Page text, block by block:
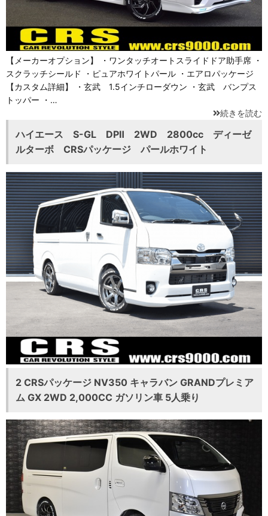
【メーカーオプション】 ・ワンタッチオートスライドドア助手席 ・
スクラッチシールド ・ピュアホワイトパール ・エアロパッケージ
【カスタム詳細】 ・玄武 1.5インチローダウン ・玄武 バンプス
トッパー ・…
続きを読む
ハイエース S-GL DPⅡ 2WD 2800cc ディーゼ
ルターボ CRSパッケージ パールホワイト
2 CRSパッケージ NV350 キャラバン GRANDプレミア
ム GX 2WD 2,000CC ガソリン車 5人乗り